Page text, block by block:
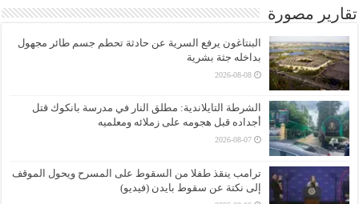
تقارير مصورة
البنتاغون يرفع السرية عن حادثة تحطم جسم طائر مجهول
بداخله جثة بشرية
2026-08-08
الشرطة التايلاندية: مطلق النار في مدرسة بانكوك قتل
أجداده قبل هجومه على زملائه ومعلميه
2026-08-07
ترامب ينقذ طفلا من السقوط على المسرح ويحول الموقف
إلى نكتة عن سقوط بايدن (فيديو)